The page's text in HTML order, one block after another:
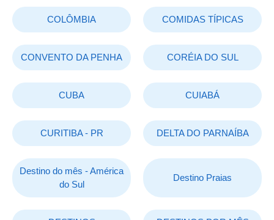
COLÔMBIA COMIDAS TÍPICAS
CONVENTO DA PENHA CORÉIA DO SUL
CUBA CUIABÁ
CURITIBA - PR DELTA DO PARNAÍBA
Destino do mês - América
do Sul
Destino Praias